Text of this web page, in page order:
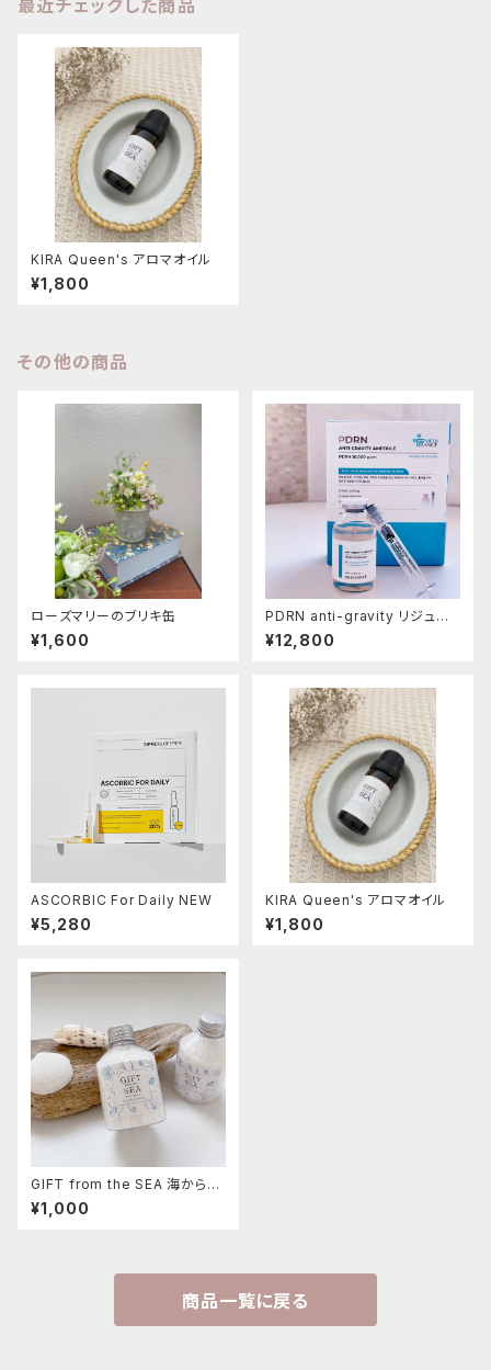
最近チェックした商品
KIRA Queen's アロマオイル
¥1,800
その他の商品
ローズマリーのブリキ缶
¥1,600
PDRN anti-gravity リジュラ
ン美容液
¥12,800
ASCORBIC For Daily NEW
¥5,280
KIRA Queen's アロマオイル
¥1,800
GIFT from the SEA 海からの
贈りもの バスソルト
¥1,000
商品一覧に戻る